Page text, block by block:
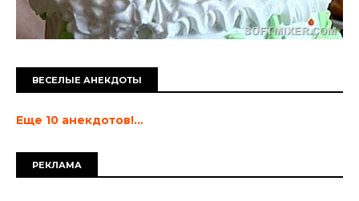
ВЕСЕЛЫЕ АНЕКДОТЫ
Еще 10 анекдотов!...
РЕКЛАМА